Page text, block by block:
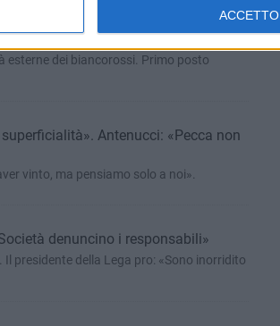
ACCETTO
di qualità ancora non arriva
esterne dei biancorossi. Primo posto
Antenucci: «Pecca non
vinto, ma pensiamo solo a noi».
denuncino i responsabili»
presidente della Lega pro: «Sono inorridito